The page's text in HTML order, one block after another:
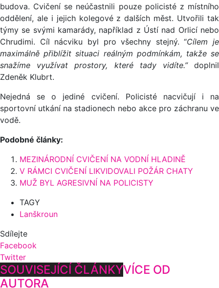
budova. Cvičení se neúčastnili pouze policisté z místního
oddělení, ale i jejich kolegové z dalších měst. Utvořili tak
týmy se svými kamarády, například z Ústí nad Orlicí nebo
Chrudimi. Cíl nácviku byl pro všechny stejný. “Cílem je
maximálně přiblížit situaci reálným podmínkám, takže se
snažíme využívat prostory, které tady vidíte.” doplnil
Zdeněk Klubrt.
Nejedná se o jediné cvičení. Policisté nacvičují i na
sportovní utkání na stadionech nebo akce pro záchranu ve
vodě.
Podobné články:
MEZINÁRODNÍ CVIČENÍ NA VODNÍ HLADINĚ
V RÁMCI CVIČENÍ LIKVIDOVALI POŽÁR CHATY
MUŽ BYL AGRESIVNÍ NA POLICISTY
TAGY
Lanškroun
Sdílejte
Facebook
Twitter
SOUVISEJÍCÍ ČLÁNKYVÍCE OD
AUTORA